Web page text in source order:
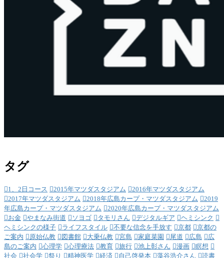
タグ
1、2日コース 2015年マツダスタジアム
2016年マツダスタジアム
2017年マツダスタジアム
2018年広島カープ・マツダスタジアム
2019
年広島カープ・マツダスタジアム
2020年広島カープ・マツダスタジアム
お金
やまなみ街道 ソヨゴ タモリさん デジタルギア
ヘミシンク
ヘミシンクの様子
ライフスタイル 不要な信念を手放す 京都
京都の
ご案内
原始仏教 図書館 大乗仏教 宮島 家庭菜園 尾道 広島
広
島のご案内
心理学 心理療法 教育 旅行 池上彰さん 漫画
瞑想
社会
社会学 祭り 精神医学 経済 自己啓発本 藻谷浩介さん
読書